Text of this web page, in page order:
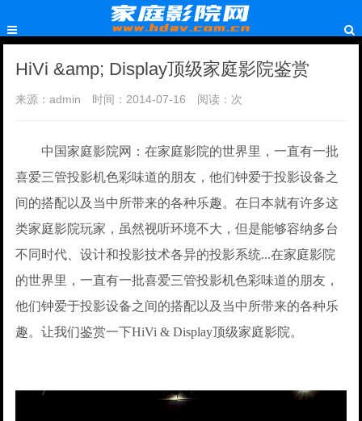
HiVi &amp; Display顶级家庭影院鉴赏
来源：admin 时间：2014-07-16 阅读： 次
中国家庭影院网：在家庭影院的世界里，一直有一批
喜爱三管投影机色彩味道的朋友，他们钟爱于投影设备之
间的搭配以及当中所带来的各种乐趣。在日本就有许多这
类家庭影院玩家，虽然视听环境不大，但是能够容纳多台
不同时代、设计和投影技术各异的投影系统...在家庭影院
的世界里，一直有一批喜爱三管投影机色彩味道的朋友，
他们钟爱于投影设备之间的搭配以及当中所带来的各种乐
趣。让我们鉴赏一下HiVi & Display顶级家庭影院。